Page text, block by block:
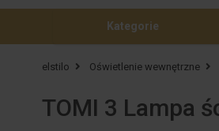
Kategorie
elstilo Oświetlenie wewnętrzne
TOMI 3 Lampa